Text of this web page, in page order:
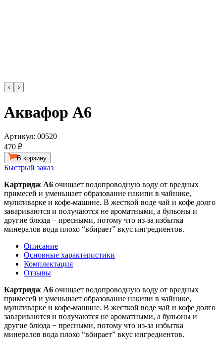
‹ ›
Аквафор А6
Артикул: 00520
470 ₽
В корзину
Быстрый заказ
Картридж А6 очищает водопроводную воду от вредных
примесей и уменьшает образование накипи в чайнике,
мультиварке и кофе-машине. В жесткой воде чай и кофе долго
завариваются и получаются не ароматными, а бульоны и
другие блюда − пресными, потому что из-за избытка
минералов вода плохо “вбирает” вкус ингредиентов.
Описание
Основные характеристики
Комплектация
Отзывы
Картридж А6 очищает водопроводную воду от вредных
примесей и уменьшает образование накипи в чайнике,
мультиварке и кофе-машине. В жесткой воде чай и кофе долго
завариваются и получаются не ароматными, а бульоны и
другие блюда − пресными, потому что из-за избытка
минералов вода плохо “вбирает” вкус ингредиентов.